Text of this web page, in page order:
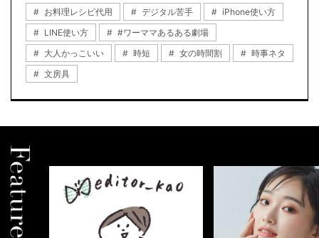
お料理レシピ代用 デジタル苦手
iPhone使い方
LINE使い方
#ワーママあるある劇場
大人かっこいい
時短 女の時間割
時事ネタ
文房具